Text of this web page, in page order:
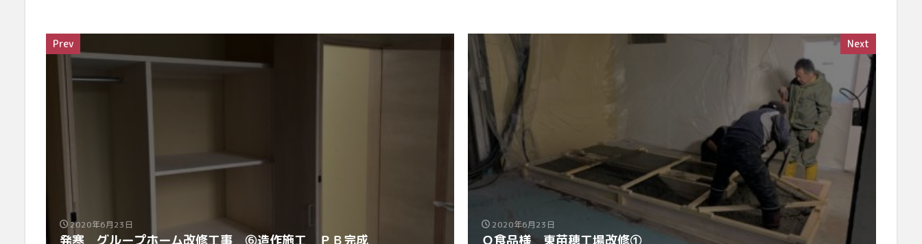
Prev
2020年6月23日
発寒 グループホーム改修工事 ⑥造作施工 ＰＢ完成
Next
2020年6月23日
Ｏ食品様 東苗穂工場改修①